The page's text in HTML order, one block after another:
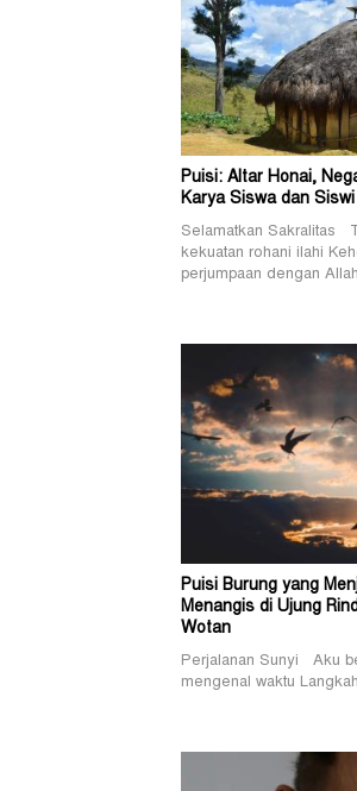
Puisi: Altar Honai,
Karya Siswa dan
Selamatkan Sakralitas
kekuatan rohani ilahi
perjumpaan dengan
Puisi Burung yang
Menangis di Ujung
Wotan
Perjalanan Sunyi Aku
mengenal waktu